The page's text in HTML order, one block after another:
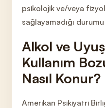
psikolojik ve/veya
sağlayamadığı
Alkol ve
Kullanım
Nasıl Konur?
Amerikan Psikiyatri